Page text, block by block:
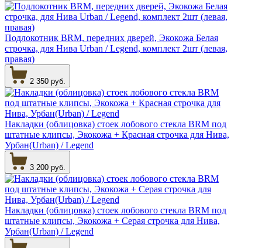
Подлокотник BRM, передних дверей, Экокожа Белая
строчка, для Нива Urban / Legend, комплект 2шт (левая,
правая)
2 350 руб.
Накладки (облицовка) стоек лобового стекла BRM под
штатные клипсы, Экокожа + Красная строчка для Нива,
Урбан(Urban) / Legend
3 200 руб.
Накладки (облицовка) стоек лобового стекла BRM под
штатные клипсы, Экокожа + Серая строчка для Нива,
Урбан(Urban) / Legend